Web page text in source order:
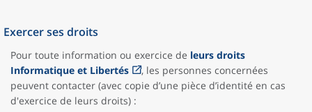
Exercer ses droits
Pour toute information ou exercice de leurs droits
Informatique et Libertés
, les personnes concernées
peuvent contacter (avec copie d’une pièce d’identité en cas
d'exercice de leurs droits) :